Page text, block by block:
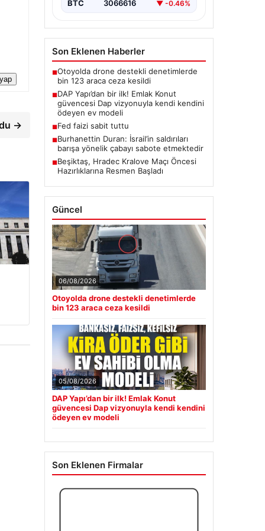
→
BTC 3066616 ▼ -0.46%
Son Eklenen Haberler
■Otoyolda drone destekli denetimlerde
bin 123 araca ceza kesildi
■DAP Yapı’dan bir ilk! Emlak Konut
güvencesi Dap vizyonuyla kendi kendini
ödeyen ev modeli
■Fed faizi sabit tuttu
■Burhanettin Duran: İsrail’in saldırıları
barışa yönelik çabayı sabote etmektedir
■Beşiktaş, Hradec Kralove Maçı Öncesi
Hazırlıklarına Resmen Başladı
Güncel
06/08/2026
Otoyolda drone destekli denetimlerde
bin 123 araca ceza kesildi
05/08/2026
DAP Yapı’dan bir ilk! Emlak Konut
güvencesi Dap vizyonuyla kendi kendini
ödeyen ev modeli
Son Eklenen Firmalar